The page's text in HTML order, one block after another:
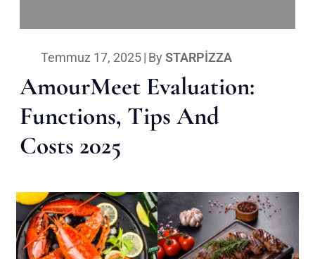
Temmuz 17, 2025| By STARPIZZA
AmourMeet Evaluation:
Functions, Tips And
Costs 2025